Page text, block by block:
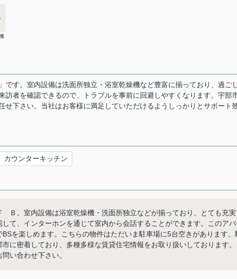
す。室内設備は洗面所独立・浴室乾燥機など豊富に揃っており、過ご
訪者を確認できるので、トラブルを事前に回避しやすくなります。宇部
せ下さい。当社はお客様に満足していただけるようしっかりとサポート
カウンターキッチン
Ｂ。室内設備は浴室乾燥機・洗面所独立などが揃っており、とても充
て、インターホンを通じて室内から会話することができます。このア
を楽しめます。こちらの物件はただいま駐車場に5台空きがあります。
に密着しており、多種多様な賃貸住宅情報をお取り扱いしております
い合わせ下さい。